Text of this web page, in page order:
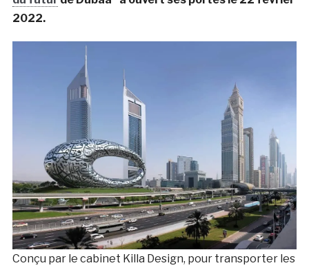
2022.
Conçu par le cabinet Killa Design, pour transporter les